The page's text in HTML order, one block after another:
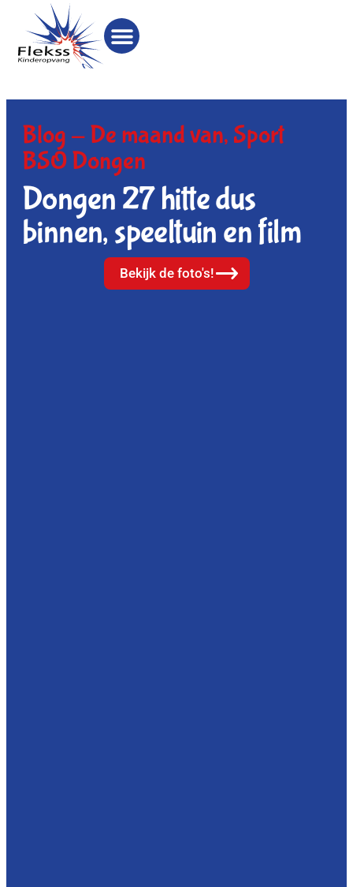
Blog -De maand van, Sport
BSO Dongen
Dongen 27 hitte dus
binnen, speeltuin en film
Bekijk de foto's!